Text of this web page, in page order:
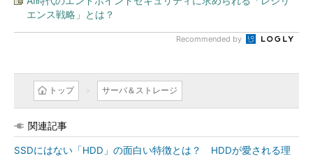
エンス戦略」とは？
Recommended by
トップ サーバ＆ストレージ
関連記事
SSDにはない「HDD」の面白い特徴とは？ HDDが愛される理